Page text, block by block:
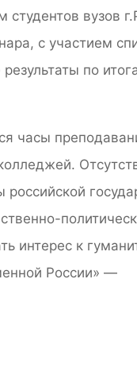
вузов
с участием
по
часы
интерес к
России» —